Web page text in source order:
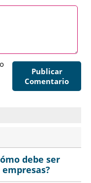
Publicar
Comentario
debe ser